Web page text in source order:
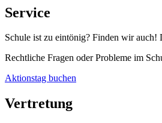
Service
Schule ist zu eintönig? Finden wir auch!
Rechtliche Fragen oder Probleme im
Aktionstag buchen
Vertretung